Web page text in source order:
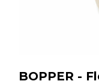
BOPPER -